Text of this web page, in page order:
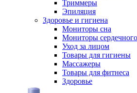
Триммеры
Эпиляция
Здоровье и гигиена
Мониторы сна
Мониторы
Уход за лицом
Товары для гигиены
Массажеры
Товары для фитнеса
Здоровье